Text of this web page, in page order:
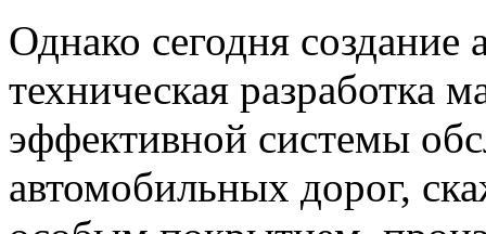
Однако сегодня создание
техническая разработка
эффективной системы
автомобильных дорог,